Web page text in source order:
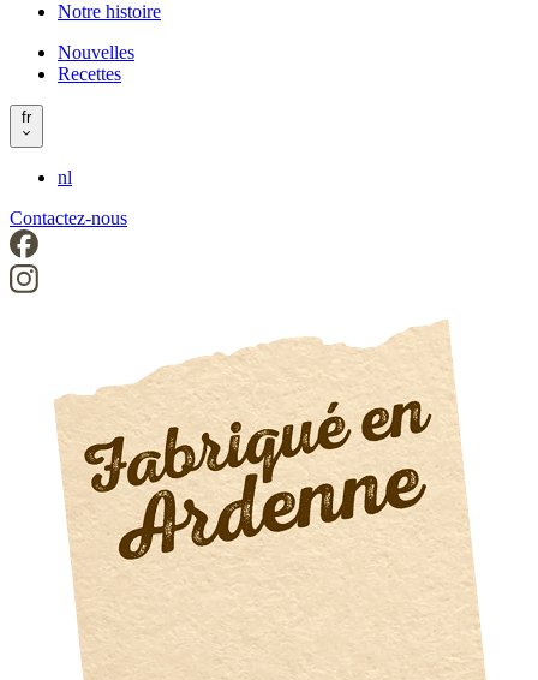
Notre histoire
Header
right
Nouvelles
Recettes
fr
nl
Contactez-nous